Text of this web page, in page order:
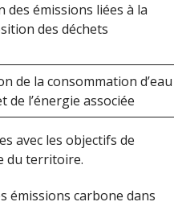
des émissions liées à la
des déchets
de la consommation d’eau
de l’énergie associée
avec les objectifs de
du territoire.
émissions carbone dans